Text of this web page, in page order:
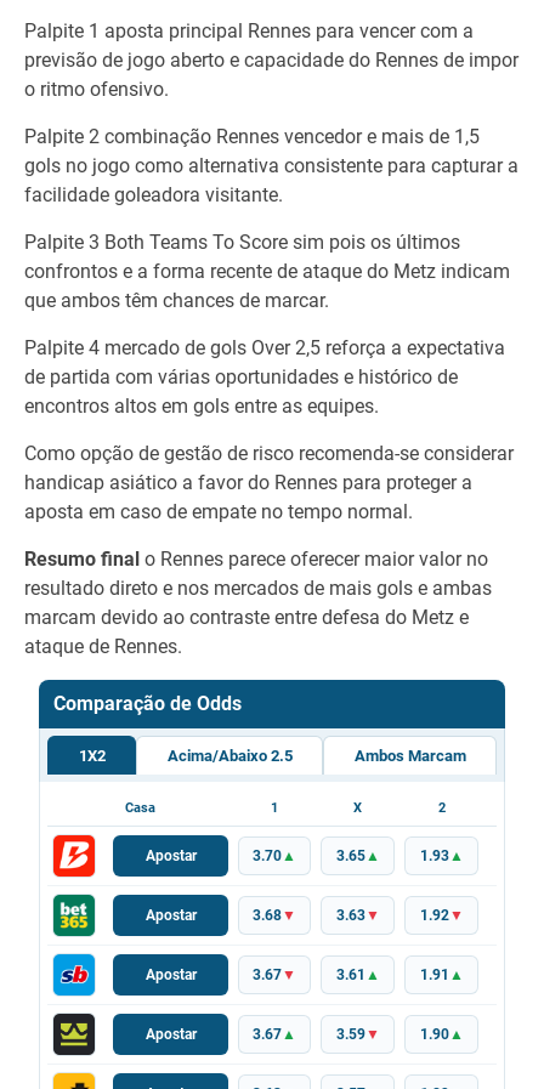
Palpite 1 aposta principal Rennes para vencer com a
previsão de jogo aberto e capacidade do Rennes de impor
o ritmo ofensivo.
Palpite 2 combinação Rennes vencedor e mais de 1,5
gols no jogo como alternativa consistente para capturar a
facilidade goleadora visitante.
Palpite 3 Both Teams To Score sim pois os últimos
confrontos e a forma recente de ataque do Metz indicam
que ambos têm chances de marcar.
Palpite 4 mercado de gols Over 2,5 reforça a expectativa
de partida com várias oportunidades e histórico de
encontros altos em gols entre as equipes.
Como opção de gestão de risco recomenda-se considerar
handicap asiático a favor do Rennes para proteger a
aposta em caso de empate no tempo normal.
Resumo final o Rennes parece oferecer maior valor no
resultado direto e nos mercados de mais gols e ambas
marcam devido ao contraste entre defesa do Metz e
ataque de Rennes.
Comparação de Odds
1X2 Acima/Abaixo 2.5 Ambos Marcam
Casa 1 X 2
Apostar 3.70▲ 3.65▲ 1.93▲
Apostar 3.68▼ 3.63▼ 1.92▼
Apostar 3.67▼ 3.61 ▲ 1.91 ▲
Apostar 3.67▲ 3.59▼ 1.90▲